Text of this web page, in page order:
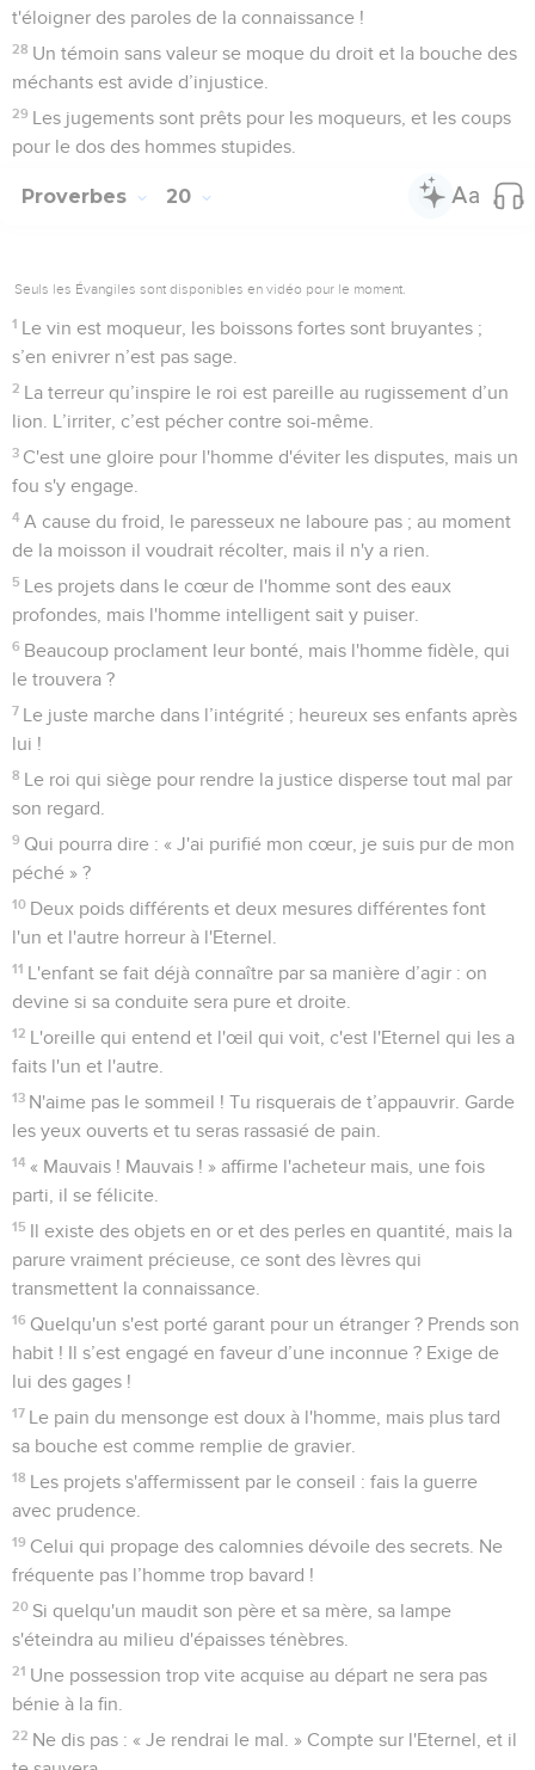
t'éloigner des paroles de la connaissance !
28 Un témoin sans valeur se moque du droit et la bouche des
méchants est avide d’injustice.
29 Les jugements sont prêts pour les moqueurs, et les coups
pour le dos des hommes stupides.
Proverbes 20
Seuls les Évangiles sont disponibles en vidéo pour le moment.
1 Le vin est moqueur, les boissons fortes sont bruyantes ;
s’en enivrer n’est pas sage.
2 La terreur qu’inspire le roi est pareille au rugissement d’un
lion. L’irriter, c’est pécher contre soi-même.
3 C'est une gloire pour l'homme d'éviter les disputes, mais un
fou s'y engage.
4 A cause du froid, le paresseux ne laboure pas ; au moment
de la moisson il voudrait récolter, mais il n'y a rien.
5 Les projets dans le cœur de l'homme sont des eaux
profondes, mais l'homme intelligent sait y puiser.
6 Beaucoup proclament leur bonté, mais l'homme fidèle, qui
le trouvera ?
7 Le juste marche dans l’intégrité ; heureux ses enfants après
lui !
8 Le roi qui siège pour rendre la justice disperse tout mal par
son regard.
9 Qui pourra dire : « J'ai purifié mon cœur, je suis pur de mon
péché » ?
10 Deux poids différents et deux mesures différentes font
l'un et l'autre horreur à l'Eternel.
11 L'enfant se fait déjà connaître par sa manière d’agir : on
devine si sa conduite sera pure et droite.
12 L'oreille qui entend et l'œil qui voit, c'est l'Eternel qui les a
faits l'un et l'autre.
13 N'aime pas le sommeil ! Tu risquerais de t’appauvrir. Garde
les yeux ouverts et tu seras rassasié de pain.
14 « Mauvais ! Mauvais ! » affirme l'acheteur mais, une fois
parti, il se félicite.
15 Il existe des objets en or et des perles en quantité, mais la
parure vraiment précieuse, ce sont des lèvres qui
transmettent la connaissance.
16 Quelqu'un s'est porté garant pour un étranger ? Prends son
habit ! Il s’est engagé en faveur d’une inconnue ? Exige de
lui des gages !
17 Le pain du mensonge est doux à l'homme, mais plus tard
sa bouche est comme remplie de gravier.
18 Les projets s'affermissent par le conseil : fais la guerre
avec prudence.
19 Celui qui propage des calomnies dévoile des secrets. Ne
fréquente pas l’homme trop bavard !
20 Si quelqu'un maudit son père et sa mère, sa lampe
s'éteindra au milieu d'épaisses ténèbres.
21 Une possession trop vite acquise au départ ne sera pas
bénie à la fin.
22 Ne dis pas : « Je rendrai le mal. » Compte sur l'Eternel, et il